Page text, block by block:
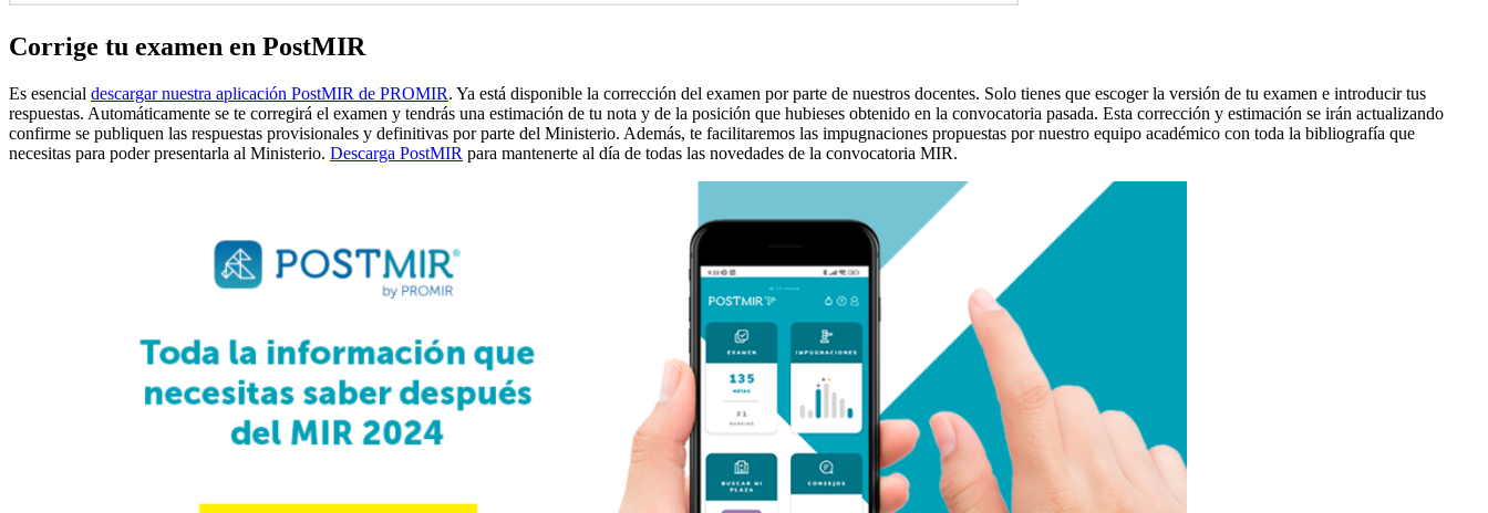
Corrige tu examen en PostMIR
Es esencial descargar nuestra aplicación PostMIR de PROMIR. Ya está disponible la corrección del examen por parte de nuestros docentes. Solo tienes que escoger la versión de tu examen e introducir tus
respuestas. Automáticamente se te corregirá el examen y tendrás una estimación de tu nota y de la posición que hubieses obtenido en la convocatoria pasada. Esta corrección y estimación se irán actualizando
confirme se publiquen las respuestas provisionales y definitivas por parte del Ministerio. Además, te facilitaremos las impugnaciones propuestas por nuestro equipo académico con toda la bibliografía que
necesitas para poder presentarla al Ministerio. Descarga PostMIR para mantenerte al día de todas las novedades de la convocatoria MIR.